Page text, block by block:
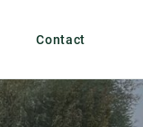
Contact